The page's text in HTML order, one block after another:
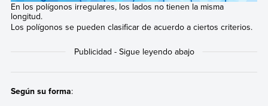
En los polígonos irregulares, los lados no tienen la misma
longitud.
Los polígonos se pueden clasificar de acuerdo a ciertos criterios.
Según su forma: